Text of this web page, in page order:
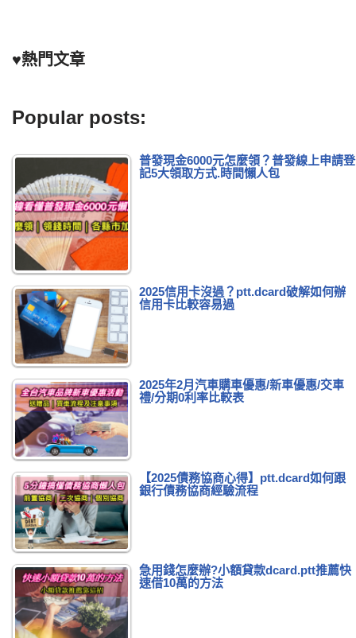
♥熱門文章
Popular posts:
普發現金6000元怎麼領？普發線上申請登
記5大領取方式.時間懶人包
2025信用卡沒過？ptt.dcard破解如何辦
信用卡比較容易過
2025年2月汽車購車優惠/新車優惠/交車
禮/分期0利率比較表
【2025債務協商心得】ptt.dcard如何跟
銀行債務協商經驗流程
急用錢怎麼辦?小額貸款dcard.ptt推薦快
速借10萬的方法